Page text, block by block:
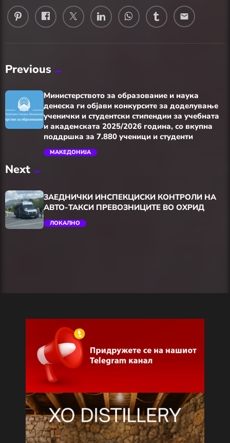
email
Previous
Министерството за образование и наука
денеска ги објави конкурсите за доделување
ученички и студентски стипендии за учебната
и академската 2025/2026 година, со вкупна
поддршка за 7.880 ученици и студенти
МАКЕДОНИЈА
Next
ЗАЕДНИЧКИ ИНСПЕКЦИСКИ КОНТРОЛИ НА
АВТО-ТАКСИ ПРЕВОЗНИЦИТЕ ВО ОХРИД
ЛОКАЛНО